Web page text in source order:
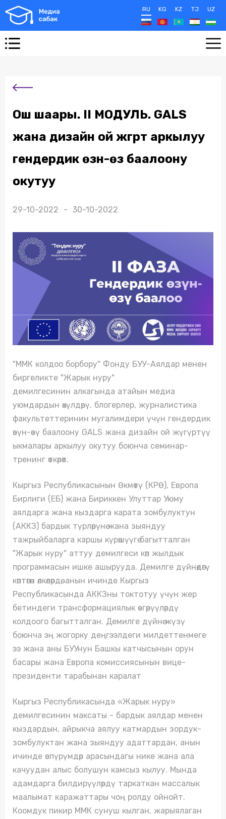
RU KG KZ TJ UZ
Ош шаары. II МОДУЛЬ. GALS
жана дизайн ой жүгүртүү аркылуу
гендердик өзүн-өзү баалоону
окутуу
29-10-2022 - 30-10-2022
"ММК колдоо борбору" Фонду БУУ-Аялдар менен
биргеликте "Жарык нуру"
демилгесинин алкагында атайын медиа
уюмдардын өкүлдөрү, блогерлер, журналистика
факультеттеринин мугалимдери үчүн гендердик
өзүн-өзү баалоону GALS жана дизайн ой жүгүртүү
ыкмалары аркылуу окутуу боюнча семинар-
тренинг өткөрөт.
Кыргыз Республикасынын Өкмөтү (КРӨ), Европа
Бирлиги (ЕБ) жана Бириккен Улуттар Уюму
аялдарга жана кыздарга карата зомбулуктун
(АККЗ) бардык түрлөрүнө жана зыяндуу
тажрыйбаларга каршы күрөшүүгө багытталган
"Жарык нуру" аттуу демилгеси көп жылдык
программасын ишке ашырууда. Демилге дүйнөдөгү
көптөгөн өлкөлөрдө, анын ичинде Кыргыз
Республикасында АККЗны токтотуу үчүн жер
бетиндеги трансформациялык өзгөрүүлөрдү
колдоого багытталган. Демилге дүйнө жүзү
боюнча эң жогорку деңгээлдеги милдеттенмеге
ээ жана аны БУУнун Башкы катчысынын орун
басары жана Европа комиссиясынын вице-
президенти тарабынан каралат
Кыргыз Республикасында «Жарык нуру»
демилгесинин максаты - бардык аялдар менен
кыздардын, айрыкча аялуу катмардын зордук-
зомбулуктан жана зыяндуу адаттардан, анын
ичинде өспүрүмдөр арасындагы нике жана ала
качуудан алыс болушун камсыз кылуу. Мында
адамдарга билдирүүлөрдү таркаткан массалык
маалымат каражаттары чоң ролду ойнойт.
Коомдук пикир ММК сунуш кылган, жарыялаган